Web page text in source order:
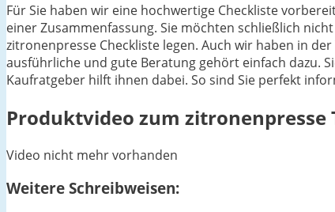
Für Sie haben wir eine hochwertige Checkliste
einer Zusammenfassung. Sie möchten schließlich
zitronenpresse Checkliste legen. Auch wir haben in
ausführliche und gute Beratung gehört einfach dazu.
Kaufratgeber hilft ihnen dabei. So sind Sie perfekt
Produktvideo zum zitronenpresse
Video nicht mehr vorhanden
Weitere Schreibweisen: